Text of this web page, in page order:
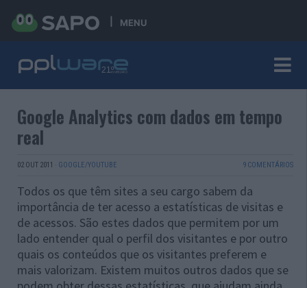
MENU
Google Analytics com dados em tempo
real
02 OUT 2011 · GOOGLE/YOUTUBE 9 COMENTÁRIOS
Todos os que têm sites a seu cargo sabem da
importância de ter acesso a estatísticas de visitas e
de acessos. São estes dados que permitem por um
lado entender qual o perfil dos visitantes e por outro
quais os conteúdos que os visitantes preferem e
mais valorizam. Existem muitos outros dados que se